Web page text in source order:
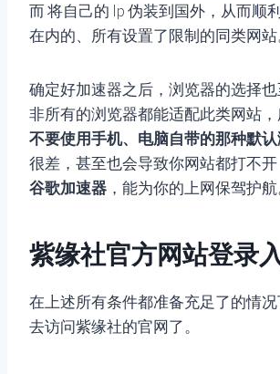
而 将自己的 Ip 伪装到国外，从而顺
在内的、所有设置了限制的同类网站
确定好加速器之后，浏览器的选择
非所有的浏览器都能适配此类网站
不要使用手机、电脑自带的那种默
很差，甚至也会导致你网站都打不
谷歌加速器 ，能为你的上网保驾护航
紫缘社官方网站登录
在上述所有条件都准备充足了的情
去访问紫缘社的官网了。